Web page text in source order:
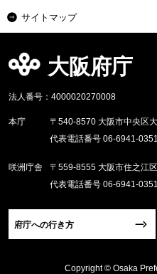
サイトマップ
大阪府庁
法人番号：4000020270008
本庁
〒540-8570 大阪市中央区
代表電話番号 06-6941-0351
咲洲庁舎
〒559-8555 大阪市住之江
代表電話番号 06-6941-0351
府庁への行き方
Copyright © Osaka